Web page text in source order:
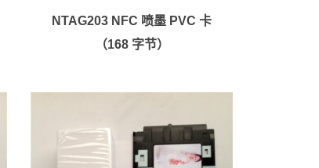
NTAG203 NFC 喷墨 PVC 卡
（168 字节）